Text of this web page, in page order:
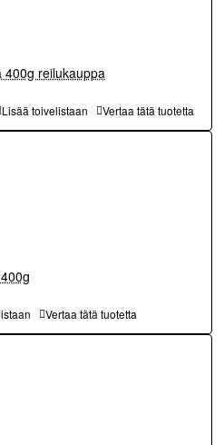
400g reilukauppa
Lisää toivelistaan Vertaa tätä tuotetta
Vertaa tätä tuotetta